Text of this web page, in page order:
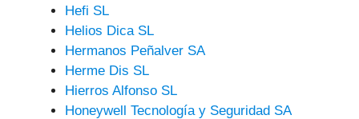
Hefi SL
Helios Dica SL
Hermanos Peñalver SA
Herme Dis SL
Hierros Alfonso SL
Honeywell Tecnología y Seguridad SA